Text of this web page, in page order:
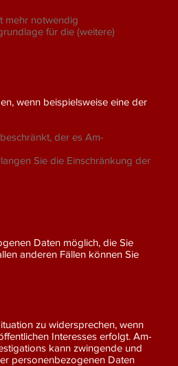
mehr notwendig
für die (weitere)
wenn beispielsweise eine der
der es Am-
Sie die Einschränkung der
Daten möglich, die Sie
anderen Fällen können Sie
zu widersprechen, wenn
Interesses erfolgt. Am-
kann zwingende und
personenbezogenen Daten